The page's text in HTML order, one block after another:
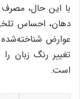
با این حال،
دهان، احساس
تغییر رنگ زبان
است.